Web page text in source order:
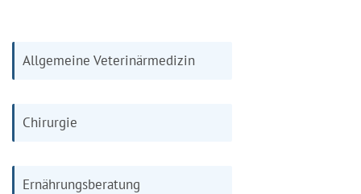
Allgemeine Veterinärmedizin
Chirurgie
Ernährungsberatung